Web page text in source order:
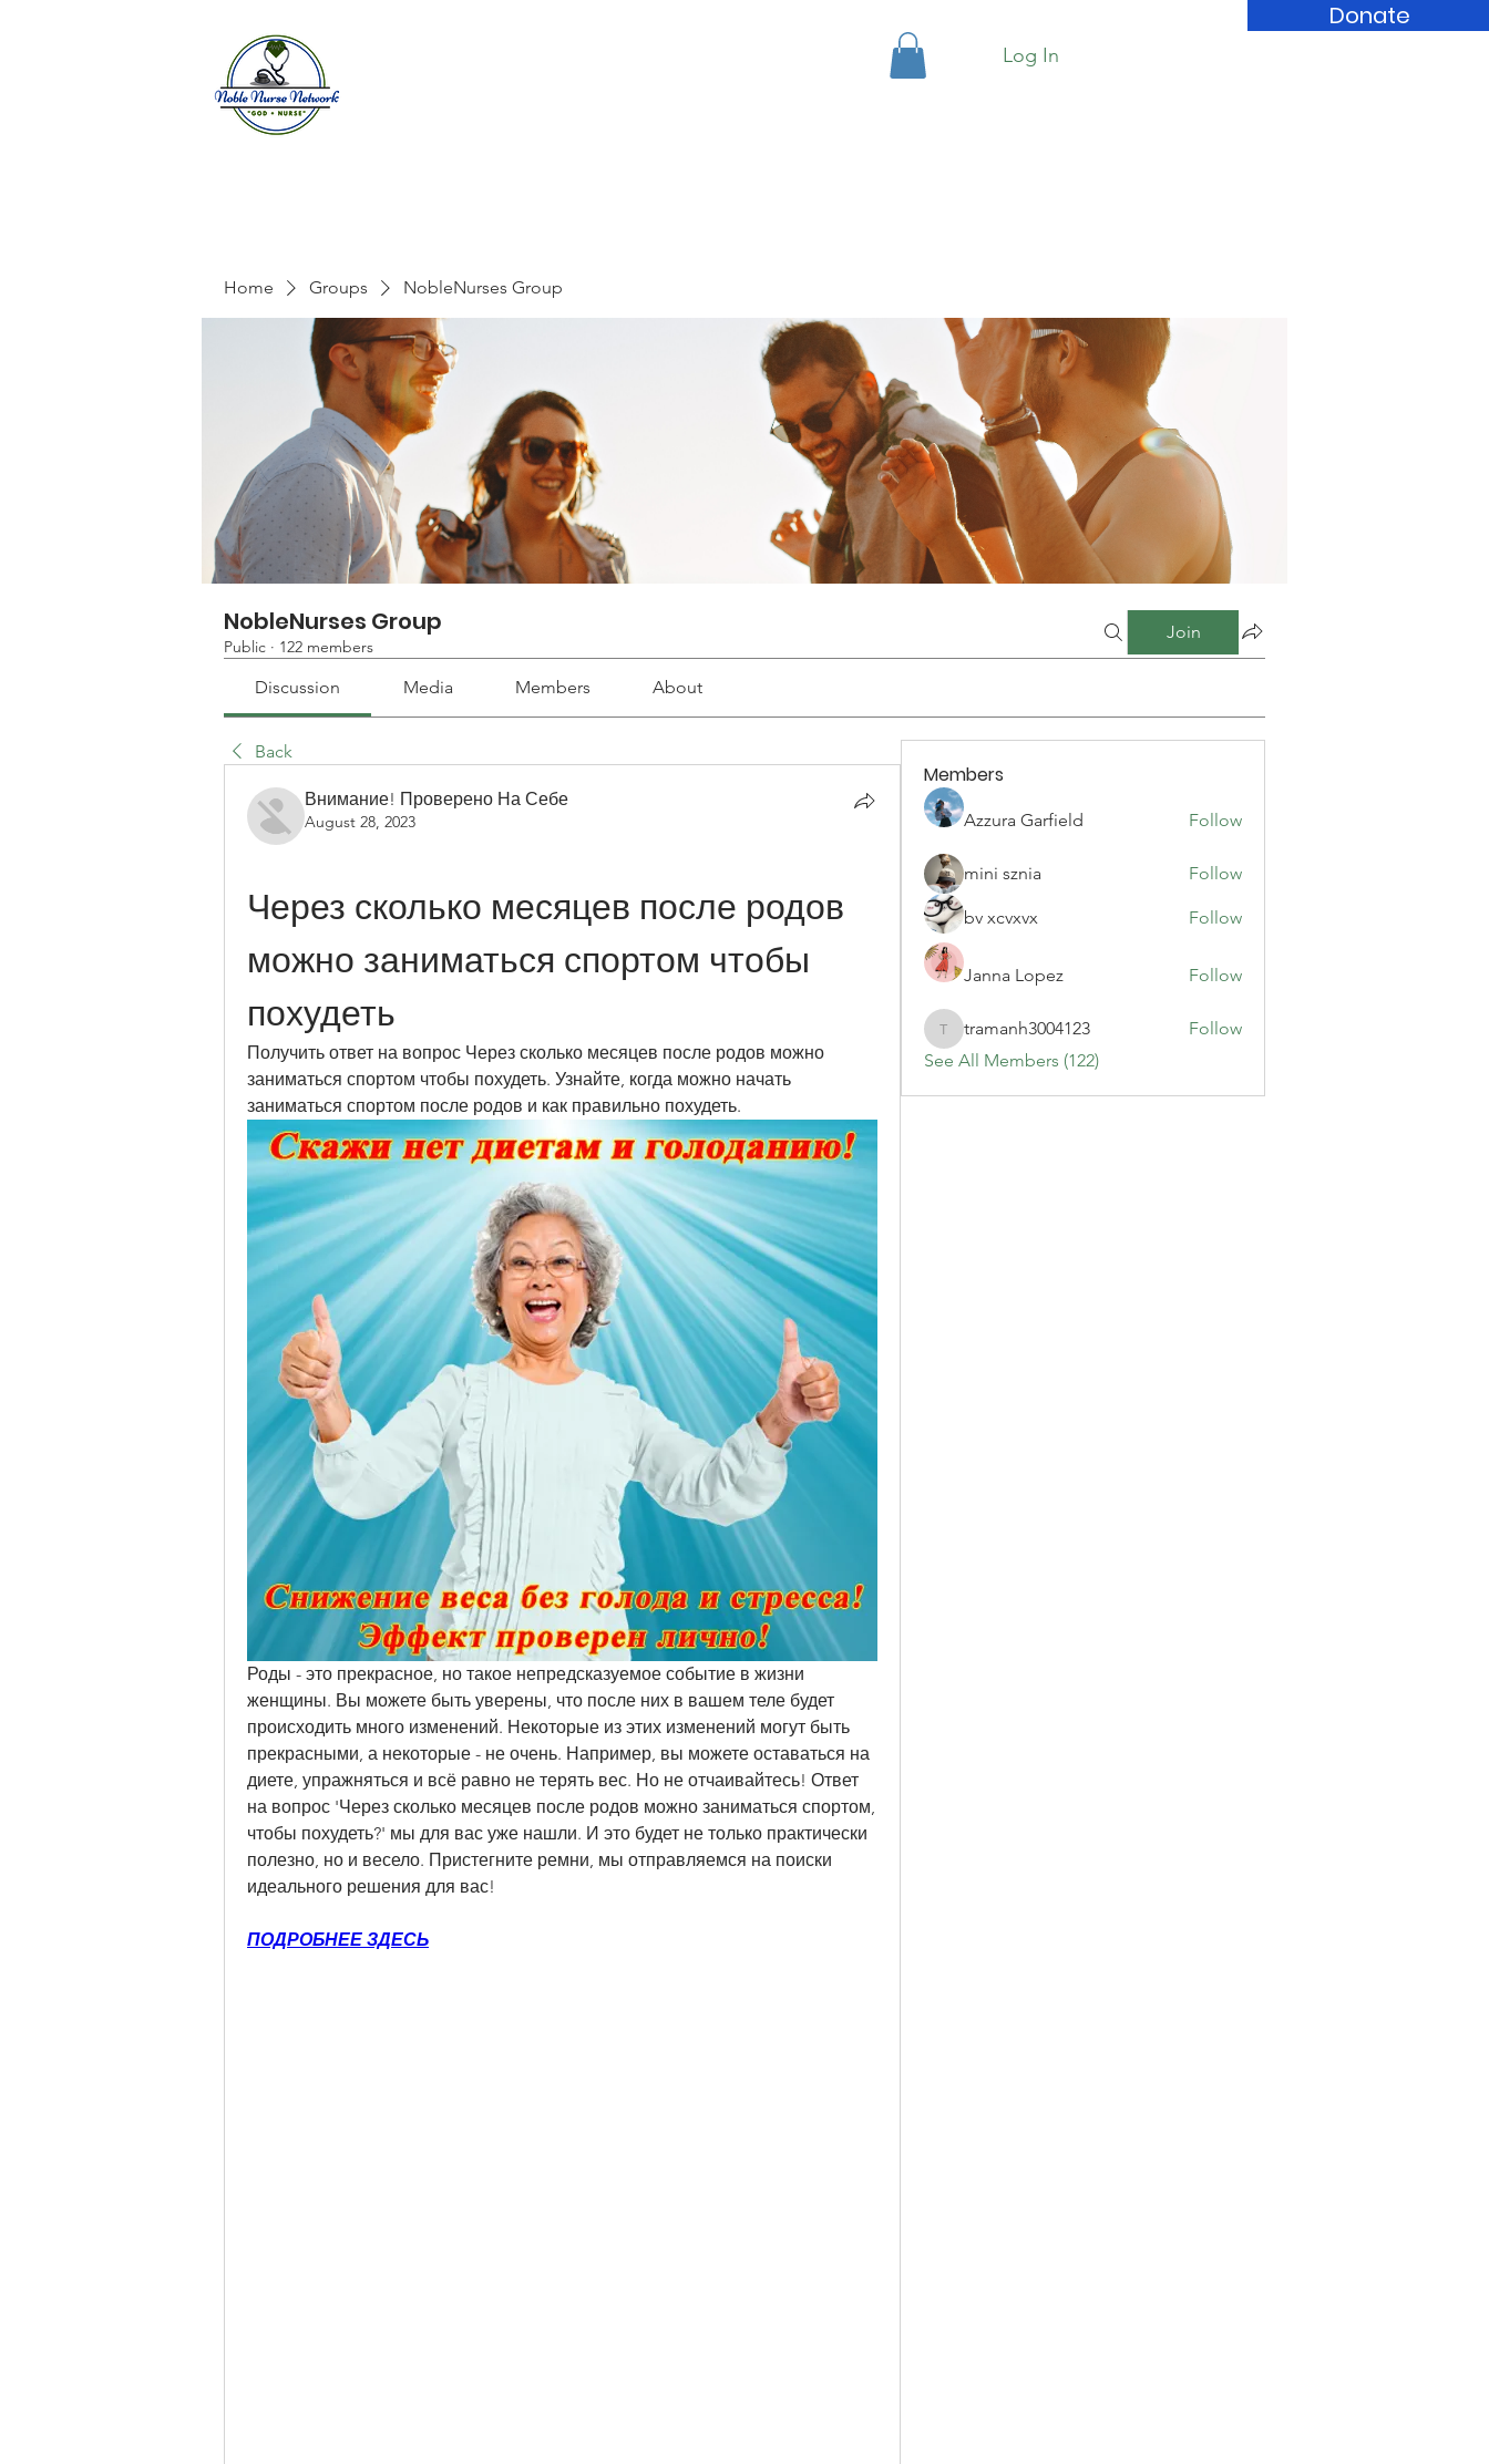
Donate
Log In
Home Groups NobleNurses Group
NobleNurses Group
Public · 122 members
Join
Discussion Media Members About
Back
Внимание! Проверено На Себе
August 28, 2023
Через сколько месяцев после родов
можно заниматься спортом чтобы
похудеть
Получить ответ на вопрос Через сколько месяцев после родов можно
заниматься спортом чтобы похудеть. Узнайте, когда можно начать
заниматься спортом после родов и как правильно похудеть.
Роды - это прекрасное, но такое непредсказуемое событие в жизни
женщины. Вы можете быть уверены, что после них в вашем теле будет
происходить много изменений. Некоторые из этих изменений могут быть
прекрасными, а некоторые - не очень. Например, вы можете оставаться на
диете, упражняться и всё равно не терять вес. Но не отчаивайтесь! Ответ
на вопрос 'Через сколько месяцев после родов можно заниматься спортом,
чтобы похудеть?' мы для вас уже нашли. И это будет не только практически
полезно, но и весело. Пристегните ремни, мы отправляемся на поиски
идеального решения для вас!
ПОДРОБНЕЕ ЗДЕСЬ
Members
Azzura Garfield Follow
mini sznia Follow
bv xcvxvx Follow
Janna Lopez Follow
tramanh3004123
tramanh3004123
Follow
See All Members (122)